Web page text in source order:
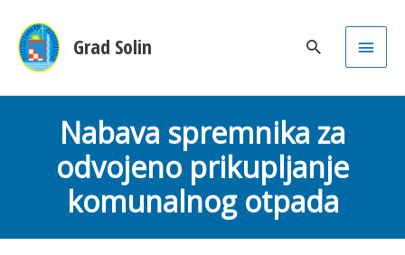
Grad Solin
Main
Nabava spremnika za
odvojeno prikupljanje
komunalnog otpada